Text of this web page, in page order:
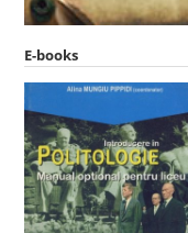
E-books